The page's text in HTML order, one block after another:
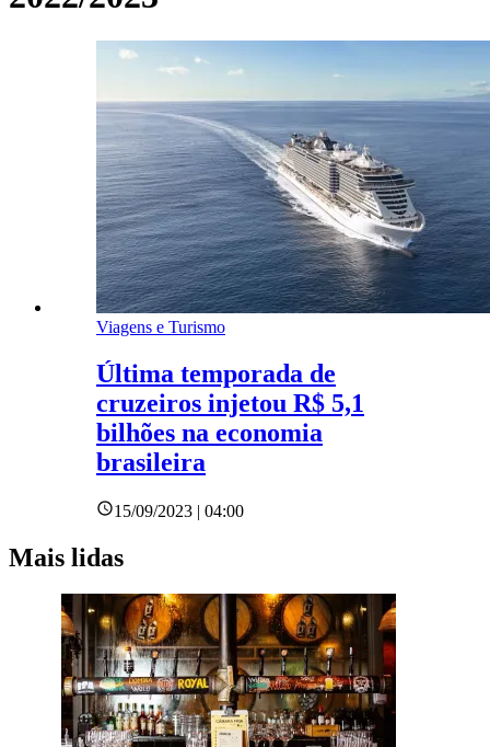
Viagens e Turismo
Última temporada de
cruzeiros injetou R$ 5,1
bilhões na economia
brasileira
15/09/2023 | 04:00
Mais lidas